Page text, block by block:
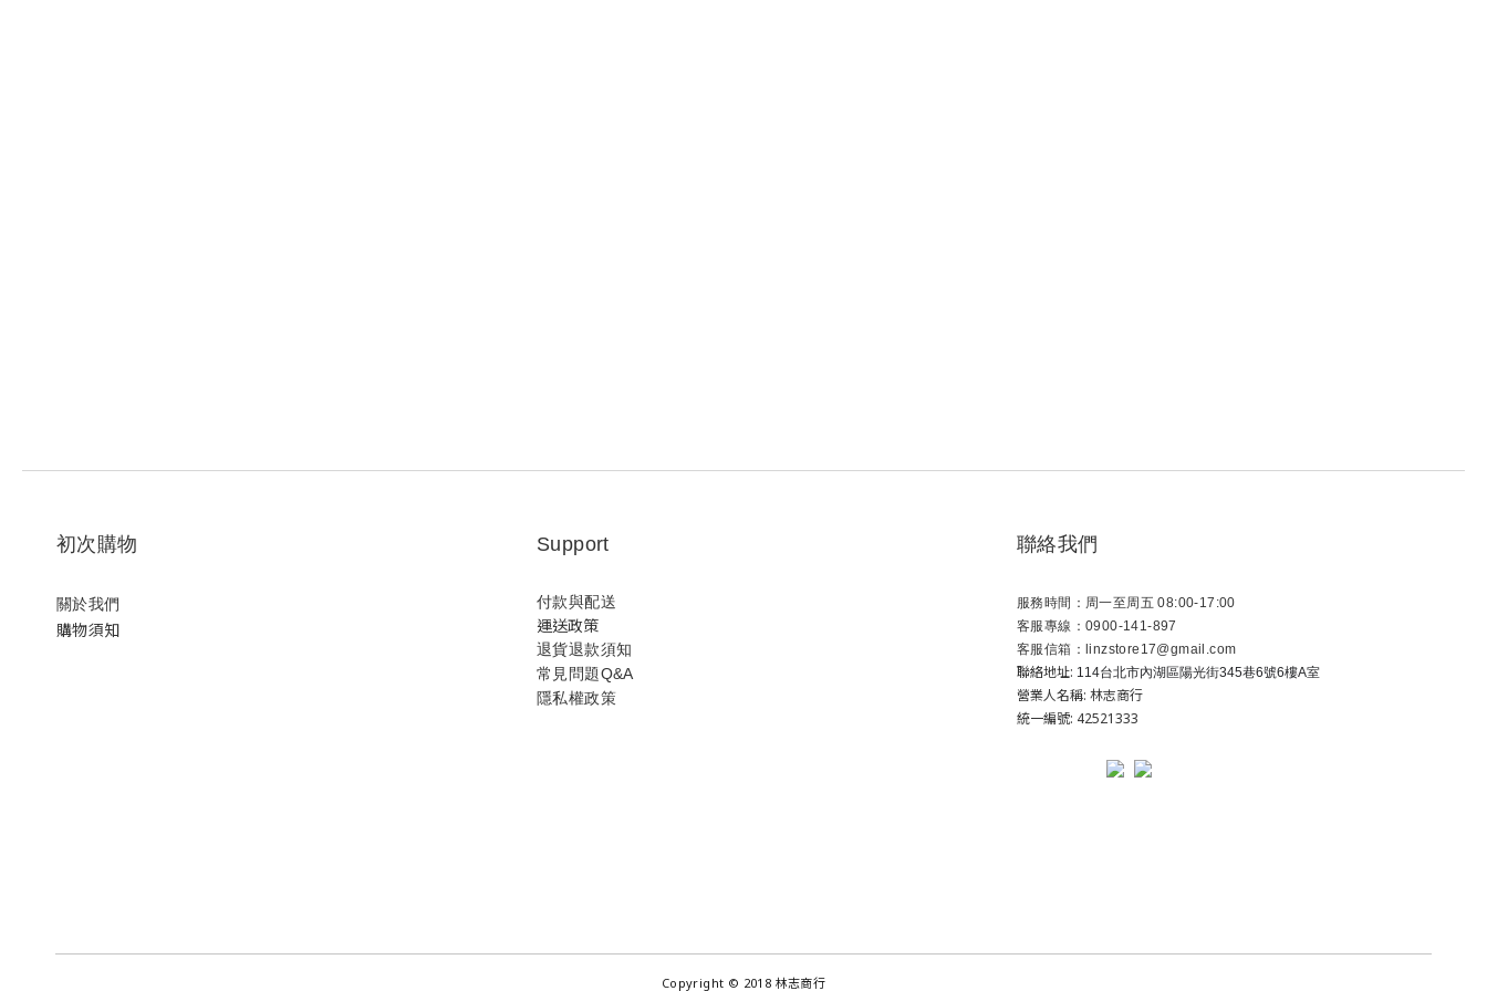
初次購物
關於我們
購物須知
Support
付款與配送
運送政策
退貨退款須知
常見問題Q&A
隱私權政策
聯絡我們
服務時間：周一至周五 08:00-17:00
客服專線：0900-141-897
客服信箱：linzstore17@gmail.com
聯絡地址: 114台北市內湖區陽光街345巷6號6樓A室
營業人名稱: 林志商行
統一編號: 42521333
Copyright © 2018 林志商行